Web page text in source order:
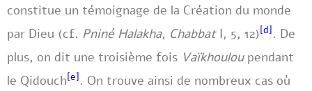
constitue un témoignage de la Création du monde
par Dieu (cf. Pniné Halakha, ChabbatI, 5, 12) [d] . De
plus, on dit une troisième fois Vaïkhouloupendant
le Qidouch[e] . On trouve ainsi de nombreux cas où